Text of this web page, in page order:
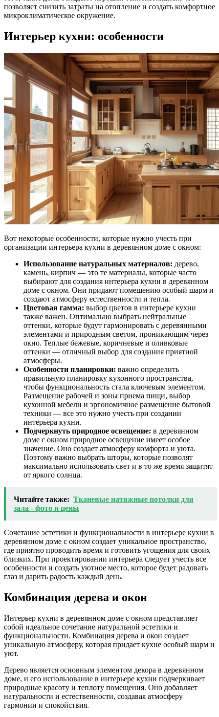
позволяет снизить затраты на отопление и создать комфортное
микроклиматическое окружение.
Интерьер кухни: особенности
Вот некоторые особенности, которые нужно учесть при
организации интерьера кухни в деревянном доме с окном:
Использование натуральных материалов: дерево,
камень, кирпич — это те материалы, которые часто
выбирают для создания интерьера кухни в деревянном
доме с окном. Они придают помещению особый шарм и
создают атмосферу естественности и тепла.
Цветовая гамма: выбор цветов в интерьере кухни
также важен. Оптимально выбрать нейтральные
оттенки, которые будут гармонировать с деревянными
элементами и природным светом, проникающим через
окно. Теплые бежевые, коричневые и оливковые
оттенки — отличный выбор для создания приятной
атмосферы.
Особенности планировки: важно определить
правильную планировку кухонного пространства,
чтобы функциональность стала ключевым элементом.
Размещение рабочей и зоны приема пищи, выбор
кухонной мебели и эргономичное размещение бытовой
техники — все это нужно учесть при создании
интерьера кухни.
Подчеркнуть природное освещение: в деревянном
доме с окном природное освещение имеет особое
значение. Оно создает атмосферу комфорта и уюта.
Поэтому важно выбрать шторы, которые позволят
максимально использовать свет и в то же время защитят
от яркого солнца.
Читайте также: Тканевые натяжные потолки для
зала - фото и цены
Сочетание эстетики и функциональности в интерьере кухни в
деревянном доме с окном создает уникальное пространство,
где приятно проводить время и готовить угощения для своих
близких. При проектировании интерьера следует учесть все
особенности и создать уютное место, которое будет радовать
глаз и дарить радость каждый день.
Комбинация дерева и окон
Интерьер кухни в деревянном доме с окном представляет
собой идеальное сочетание натуральной эстетики и
функциональности. Комбинация дерева и окон создает
уникальную атмосферу, которая придает кухне особый шарм и
уют.
Дерево является основным элементом декора в деревянном
доме, и его использование в интерьере кухни подчеркивает
природные красоту и теплоту помещения. Оно добавляет
натуральности и естественности, создавая атмосферу
гармонии и спокойствия.